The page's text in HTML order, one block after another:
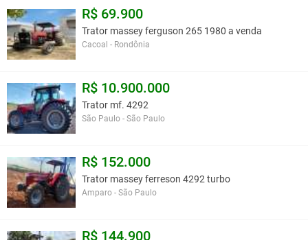
R$ 69.900
Trator massey ferguson 265 1980 a venda
Cacoal - Rondônia
R$ 10.900.000
Trator mf. 4292
São Paulo - São Paulo
R$ 152.000
Trator massey ferreson 4292 turbo
Amparo - São Paulo
R$ 144.900